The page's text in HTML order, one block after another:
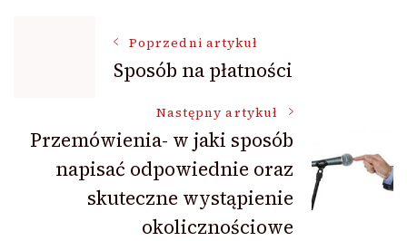
NawigacjaPoprzedni artykuł
Sposób na płatności
Następny artykuł
Przemówienia- w jaki sposób
napisać odpowiednie oraz
skuteczne wystąpienie
okolicznościowe